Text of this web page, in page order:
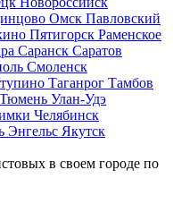
Омск Павловский
Пятигорск Раменское
Саранск Саратов
Смоленск
Таганрог Тамбов
Тюмень Улан-Удэ
Челябинск
Энгельс Якутск
в своем городе по